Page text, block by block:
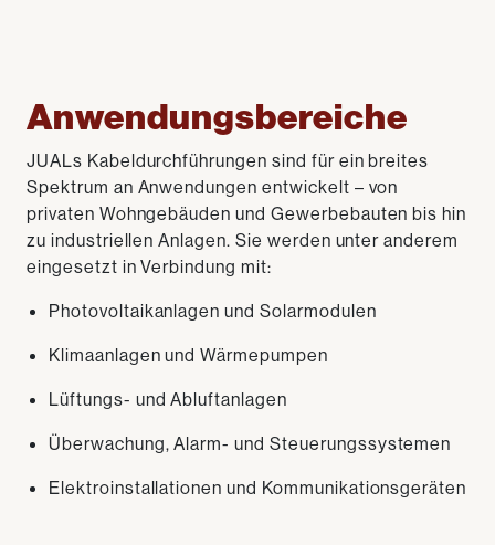
Anwendungsbereiche
JUALs Kabeldurchführungen sind für ein breites
Spektrum an Anwendungen entwickelt – von
privaten Wohngebäuden und Gewerbebauten bis hin
zu industriellen Anlagen. Sie werden unter anderem
eingesetzt in Verbindung mit:
Photovoltaikanlagen und Solarmodulen
Klimaanlagen und Wärmepumpen
Lüftungs- und Abluftanlagen
Überwachung, Alarm- und Steuerungssystemen
Elektroinstallationen und Kommunikationsgeräten